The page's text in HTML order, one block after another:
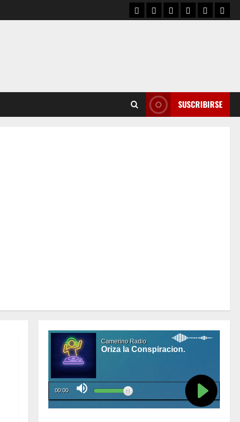
SUSCRIBIRSE